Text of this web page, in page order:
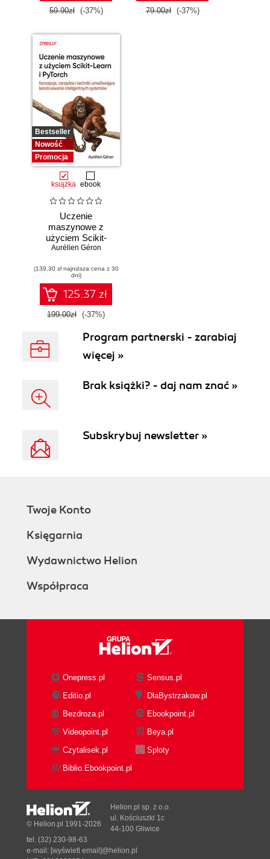
59.90zł (-37%) 79.00zł (-37%)
Bestseller
Nowość
Promocja
książka ebook
Uczenie
maszynowe z
użyciem Scikit-
Learn i PyTorch.
narzędzia i techniki
umożliwiające
konstruowanie
inteligentnych
systemów
Aurélien Géron
(139,30 zł najniższa cena z 30
dni)
125.37 zł
199.00zł (-37%)
Program partnerski - zarabiaj
więcej »
Brak książki? - daj nam znać »
Subskrybuj newsletter »
Twoje Konto
Księgarnia
Wydawnictwo Helion
Współpraca
Onepress.pl
Sensus.pl
Editio.pl
DlaBystrzakow.pl
Bezdroza.pl
Ebookpoint.pl
Videopoint.pl
Beya.pl
Czytalisek.pl
Sploty
Biblio.Ebookpoint.pl
© Helion.pl 1991-2026
Helion.pl sp. z o.o.
ul. Kościuszki 1c
44-100 Gliwice
tel. (32) 230-98-63
e-mail: [wyświetl email]@helion.pl